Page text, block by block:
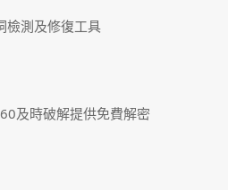
檢測及修復工具
及時破解提供免費解密